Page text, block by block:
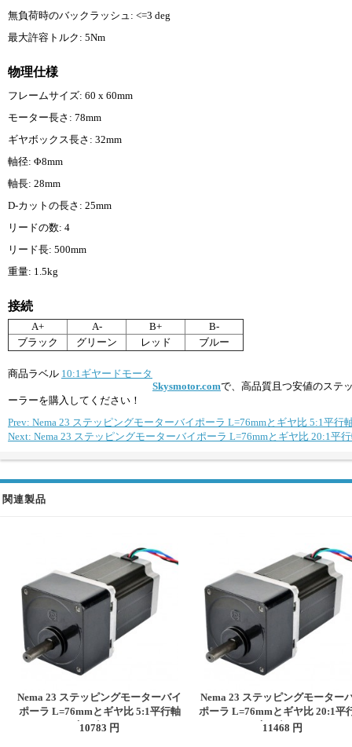
無負荷時のバックラッシュ: <=3 deg
最大許容トルク: 5Nm
物理仕様
フレームサイズ: 60 x 60mm
モーター長さ: 78mm
ギヤボックス長さ: 32mm
軸径: Φ8mm
軸長: 28mm
D-カットの長さ: 25mm
リードの数: 4
リード長: 500mm
重量: 1.5kg
接続
A+ A- B+
B-
ブラック
グリーン レッド ブルー
商品ラベル 10:1ギヤードモータ
Skysmotor.comで、高品質且つ安値のステ
ーラーを購入してください！
Prev: Nema 23 ステッピングモーターバイポーラ L=76mmとギヤ比 5:1平行
Next: Nema 23 ステッピングモーターバイポーラ L=76mmとギヤ比 20:1平
関連製品
Nema 23 ステッピングモーターバイ
ポーラ L=76mmとギヤ比 5:1平行軸
ギアボックス
10783 円
Nema 23 ステッピングモーター
ポーラ L=76mmとギヤ比 20:1平
ギアボックス
11468 円